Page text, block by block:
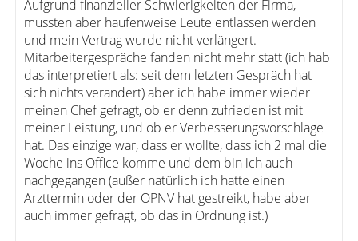
Aufgrund finanzieller Schwierigkeiten der Firma,
mussten aber haufenweise Leute entlassen werden
und mein Vertrag wurde nicht verlängert.
Mitarbeitergespräche fanden nicht mehr statt (ich hab
das interpretiert als: seit dem letzten Gespräch hat
sich nichts verändert) aber ich habe immer wieder
meinen Chef gefragt, ob er denn zufrieden ist mit
meiner Leistung, und ob er Verbesserungsvorschläge
hat. Das einzige war, dass er wollte, dass ich 2 mal die
Woche ins Office komme und dem bin ich auch
nachgegangen (außer natürlich ich hatte einen
Arzttermin oder der ÖPNV hat gestreikt, habe aber
auch immer gefragt, ob das in Ordnung ist.)